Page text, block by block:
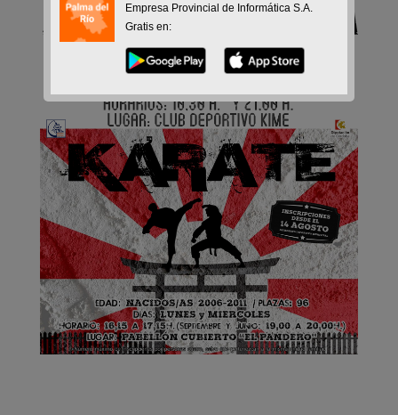
Empresa Provincial de Informática S.A.
Gratis en: